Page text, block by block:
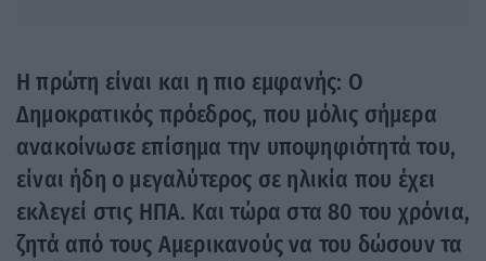
Η πρώτη είναι και η πιο εμφανής: Ο
Δημοκρατικός πρόεδρος, που μόλις σήμερα
ανακοίνωσε επίσημα την υποψηφιότητά του,
είναι ήδη ο μεγαλύτερος σε ηλικία που έχει
εκλεγεί στις ΗΠΑ. Και τώρα στα 80 του χρόνια,
ζητά από τους Αμερικανούς να του δώσουν τα